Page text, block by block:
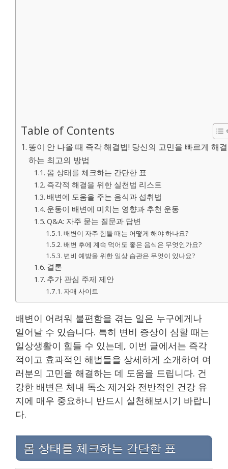
Table of Contents
똥이 안 나올 때 즉각 해결법! 당신의 고민을 빠르게 해결
하는 최고의 방법
몸 상태를 체크하는 간단한 표
즉각적 해결을 위한 실천법 리스트
배변에 도움을 주는 음식과 섭취법
운동이 배변에 미치는 영향과 추천 운동
Q&A: 자주 묻는 질문과 답변
배변이 자주 힘들 때는 어떻게 해야 하나요?
배변 후에 계속 먹어도 좋은 음식은 무엇인가요?
변비 예방을 위한 일상 습관은 무엇이 있나요?
결론
추가 관심 주제 제안
자매 사이트
배변이 어려워 불편함을 겪는 일은 누구에게나
일어날 수 있습니다. 특히 변비 증상이 심할 때는
일상생활이 힘들 수 있는데, 이번 글에서는 즉각
적이고 효과적인 해법들을 상세하게 소개하여 여
러분의 고민을 해결하는 데 도움을 드립니다. 건
강한 배변은 체내 독소 제거와 전반적인 건강 유
지에 매우 중요하니 반드시 실천해보시기 바랍니
다.
몸 상태를 체크하는 간단한 표